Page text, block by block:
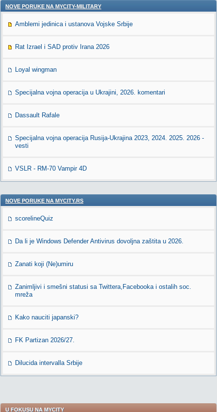
NOVE PORUKE NA MYCITY-MILITARY
Amblemi jedinica i ustanova Vojske Srbije
Rat Izrael i SAD protiv Irana 2026
Loyal wingman
Specijalna vojna operacija u Ukrajini, 2026. komentari
Dassault Rafale
Specijalna vojna operacija Rusija-Ukrajina 2023, 2024. 2025. 2026 -
vesti
VSLR - RM-70 Vampir 4D
NOVE PORUKE NA MYCITY.RS
scorelineQuiz
Da li je Windows Defender Antivirus dovoljna zaštita u 2026.
Zanati koji (Ne)umiru
Zanimljivi i smešni statusi sa Twittera,Facebooka i ostalih soc.
mreža
Kako nauciti japanski?
FK Partizan 2026/27.
Dilucida intervalla Srbije
U FOKUSU NA MYCITY